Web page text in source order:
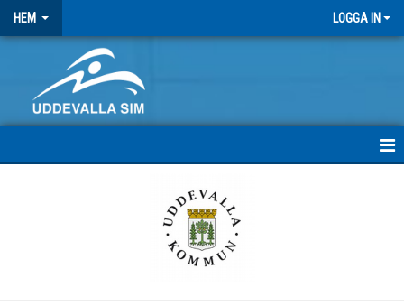
HEM LOGGA IN